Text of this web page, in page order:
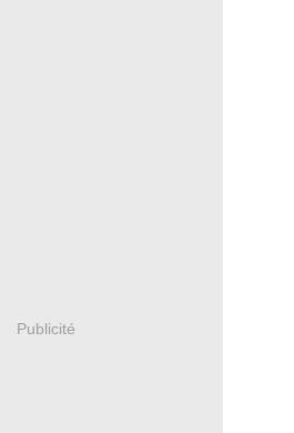
Publicité